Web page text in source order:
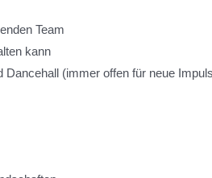
Team
kann
(immer offen für neue